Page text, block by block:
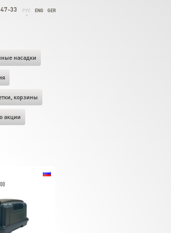
33 РУС ENG GER
насадки
корзины
акции